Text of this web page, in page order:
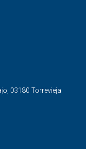
03180 Torrevieja